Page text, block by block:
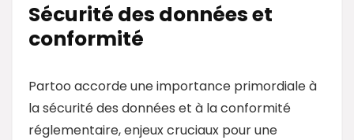
Sécurité des données et
conformité
Partoo accorde une importance primordiale à
la sécurité des données et à la conformité
réglementaire, enjeux cruciaux pour une